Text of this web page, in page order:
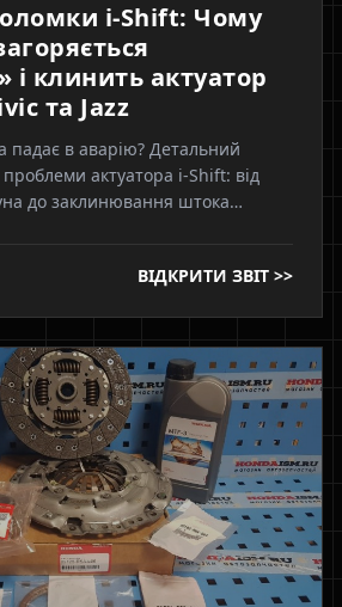
i-Shift: Чому
і клинить актуатор
та Jazz
падає в аварію? Детальний
актуатора i-Shift: від
до заклинювання штока
та чому без адаптації
ВІДКРИТИ ЗВІТ >>